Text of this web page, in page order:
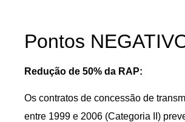
Pontos
Redução de 50% da RAP:
Os contratos de concessão de
entre 1999 e 2006 (Categoria II)